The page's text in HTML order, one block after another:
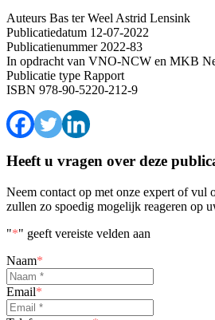
Auteurs Bas ter Weel Astrid Lensink
Publicatiedatum 12-07-2022
Publicatienummer2022-83
In opdracht van VNO-NCW en MKB
Publicatie type Rapport
ISBN 978-90-5220-212-9
Heeft u vragen over deze
Neem contact op met onze expert of vul
zullen zo spoedig mogelijk reageren op
"*" geeft vereiste velden aan
Naam*
Email*